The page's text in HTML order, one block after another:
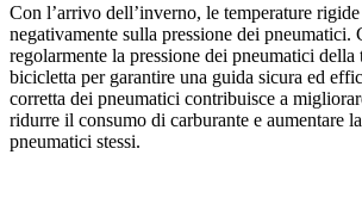
Con l’arrivo dell’inverno, le temperature
negativamente sulla pressione dei pneumatici.
regolarmente la pressione dei pneumatici della
bicicletta per garantire una guida sicura ed
corretta dei pneumatici contribuisce a
ridurre il consumo di carburante e aumentare
pneumatici stessi.